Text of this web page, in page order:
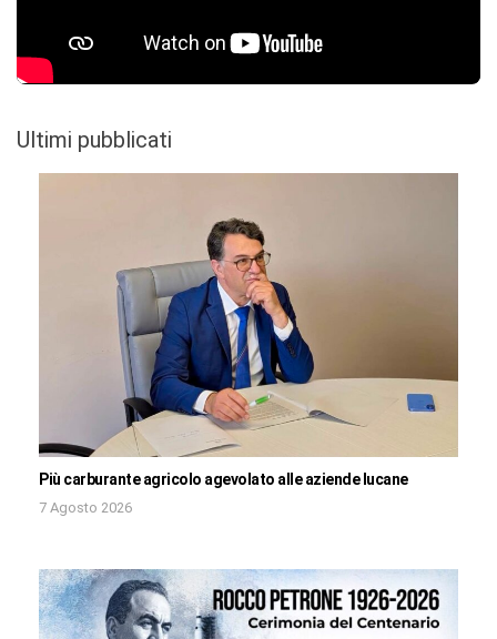
Ultimi pubblicati
Più carburante agricolo agevolato alle aziende lucane
7 Agosto 2026